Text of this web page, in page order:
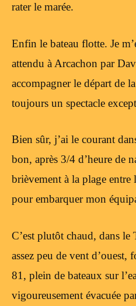
rater le marée.
Enfin le bateau flotte. Je
attendu à Arcachon par
accompagner le départ de
toujours un spectacle
Bien sûr, j’ai le courant
bon, après 3/4 d’heure de
brièvement à la plage entre
pour embarquer mon
C’est plutôt chaud, dans
assez peu de vent
81, plein de bateaux sur
vigoureusement évacuée